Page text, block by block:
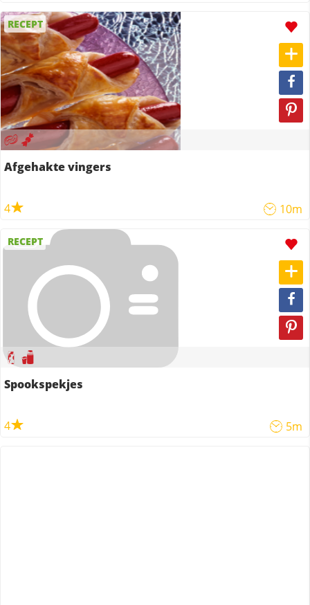
RECEPT
Afgehakte vingers
4 10m
RECEPT
Spookspekjes
4 5m